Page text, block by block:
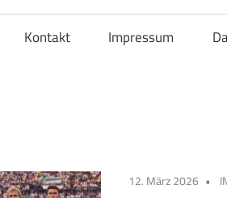
Kontakt Impressum
12. März 2026